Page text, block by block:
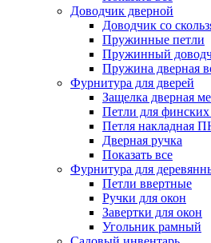
Доводчик дверной
Доводчик со
Пружинные петли
Пружинный
Пружина дверная
Фурнитура для дверей
Защелка дверная
Петли для финских
Петля накладная
Дверная ручка
Показать все
Фурнитура для
Петли ввертные
Ручки для окон
Завертки для окон
Угольник рамный